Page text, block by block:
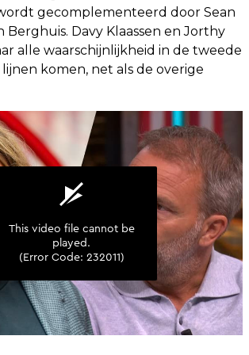
gecomplementeerd door Sean
Berghuis. Davy Klaassen en Jorthy
alle waarschijnlijkheid in de tweede
komen, net als de overige